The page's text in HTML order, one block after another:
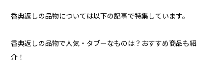
香典返しの品物については以下の記事で特集しています。
香典返しの品物で人気・タブーなものは？おすすめ商品も紹
介！